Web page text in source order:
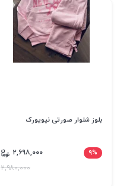
بلوز شلوار صورتی نیویورک
۹%
۲,۶۹۸,۰۰۰
۲,۹۸۰,۰۰۰